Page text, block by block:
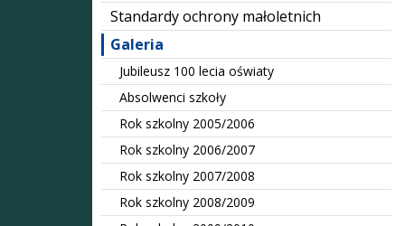
Standardy ochrony małoletnich
Galeria
Jubileusz 100 lecia oświaty
Absolwenci szkoły
Rok szkolny 2005/2006
Rok szkolny 2006/2007
Rok szkolny 2007/2008
Rok szkolny 2008/2009